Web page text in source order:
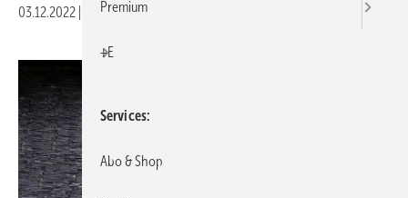
03.12.2022 Veröffentlicht in
Premium
+E
Services
Abo & Shop